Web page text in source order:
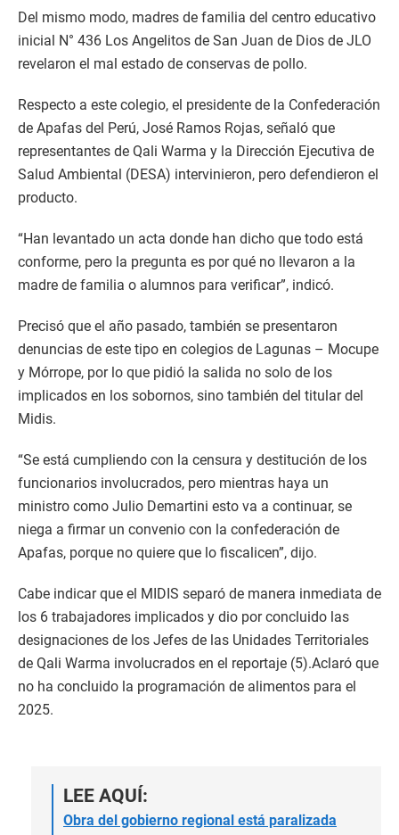
Del mismo modo, madres de familia del centro educativo
inicial N° 436 Los Angelitos de San Juan de Dios de JLO
revelaron el mal estado de conservas de pollo.
Respecto a este colegio, el presidente de la Confederación
de Apafas del Perú, José Ramos Rojas, señaló que
representantes de Qali Warma y la Dirección Ejecutiva de
Salud Ambiental (DESA) intervinieron, pero defendieron el
producto.
“Han levantado un acta donde han dicho que todo está
conforme, pero la pregunta es por qué no llevaron a la
madre de familia o alumnos para verificar”, indicó.
Precisó que el año pasado, también se presentaron
denuncias de este tipo en colegios de Lagunas – Mocupe
y Mórrope, por lo que pidió la salida no solo de los
implicados en los sobornos, sino también del titular del
Midis.
“Se está cumpliendo con la censura y destitución de los
funcionarios involucrados, pero mientras haya un
ministro como Julio Demartini esto va a continuar, se
niega a firmar un convenio con la confederación de
Apafas, porque no quiere que lo fiscalicen”, dijo.
Cabe indicar que el MIDIS separó de manera inmediata de
los 6 trabajadores implicados y dio por concluido las
designaciones de los Jefes de las Unidades Territoriales
de Qali Warma involucrados en el reportaje (5).Aclaró que
no ha concluido la programación de alimentos para el
2025.
LEE AQUÍ:
Obra del gobierno regional está paralizada